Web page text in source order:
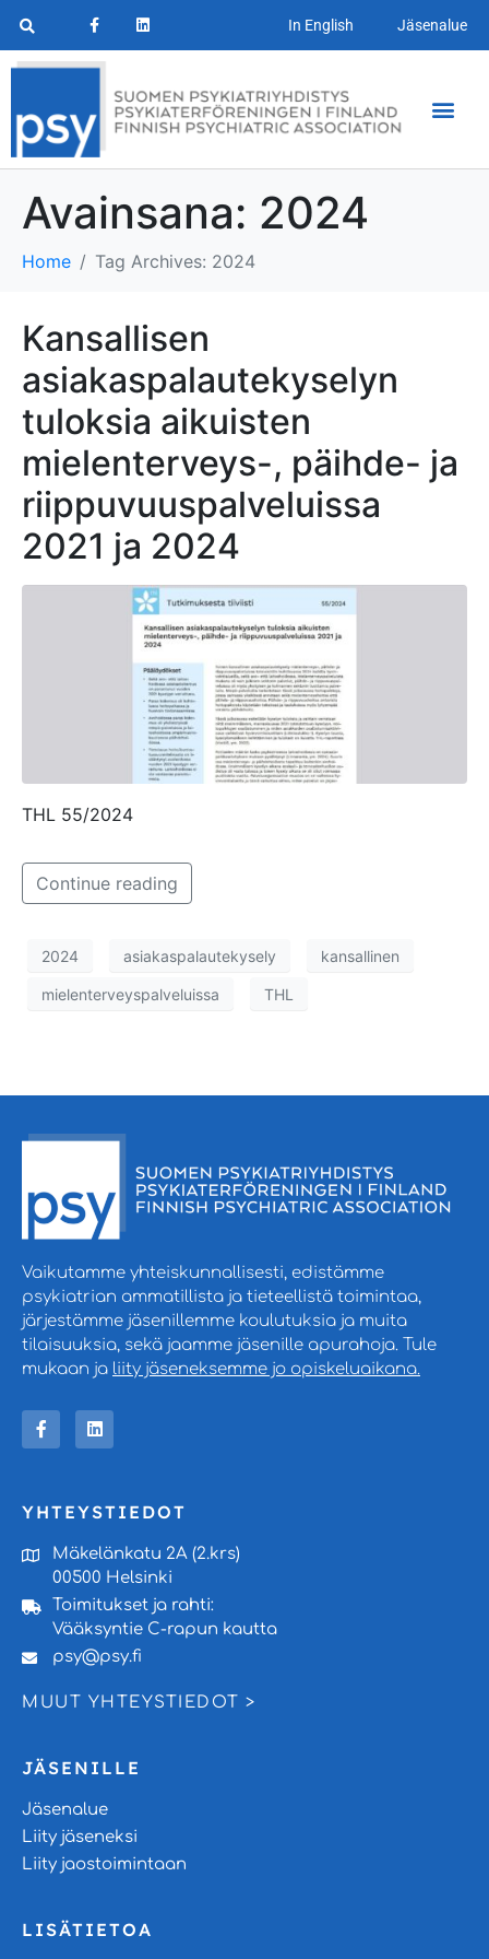
In English Jäsenalue
Avainsana: 2024
Home Tag Archives: 2024
Kansallisen
asiakaspalautekyselyn
tuloksia aikuisten
mielenterveys-, päihde- ja
riippuvuuspalveluissa
2021 ja 2024
THL 55/2024
Continue reading
2024 asiakaspalautekysely kansallinen
mielenterveyspalveluissa THL
Vaikutamme yhteiskunnallisesti, edistämme
psykiatrian ammatillista ja tieteellistä toimintaa,
järjestämme jäsenillemme koulutuksia ja muita
tilaisuuksia, sekä jaamme jäsenille apurahoja. Tule
mukaan ja liity jäseneksemme jo opiskeluaikana.
YHTEYSTIEDOT
Mäkelänkatu 2A (2.krs)
00500 Helsinki
Toimitukset ja rahti:
Vääksyntie C-rapun kautta
psy@psy.fi
MUUT YHTEYSTIEDOT >
JÄSENILLE
Jäsenalue
Liity jäseneksi
Liity jaostoimintaan
LISÄTIETOA